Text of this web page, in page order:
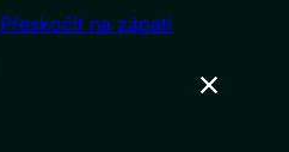
Přeskočit na zápatí